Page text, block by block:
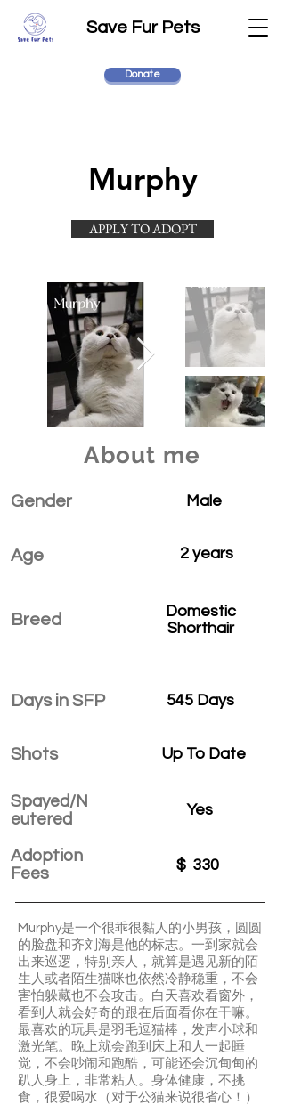
Save Fur Pets
Donate
Murphy
APPLY TO ADOPT
About me
Gender
Age
Breed
Days in SFP
Shots
Spayed/N
eutered
Adoption
Fees
Male
2 years
Domestic
Shorthair
545 Days
Up To Date
Yes
$ 330
Murphy是一个很乖很黏人的小男孩，圆圆
的脸盘和齐刘海是他的标志。一到家就会
出来巡逻，特别亲人，就算是遇见新的陌
生人或者陌生猫咪也依然冷静稳重，不会
害怕躲藏也不会攻击。白天喜欢看窗外，
看到人就会好奇的跟在后面看你在干嘛。
最喜欢的玩具是羽毛逗猫棒，发声小球和
激光笔。晚上就会跑到床上和人一起睡
觉，不会吵闹和跑酷，可能还会沉甸甸的
趴人身上，非常粘人。身体健康，不挑
食，很爱喝水（对于公猫来说很省心！）